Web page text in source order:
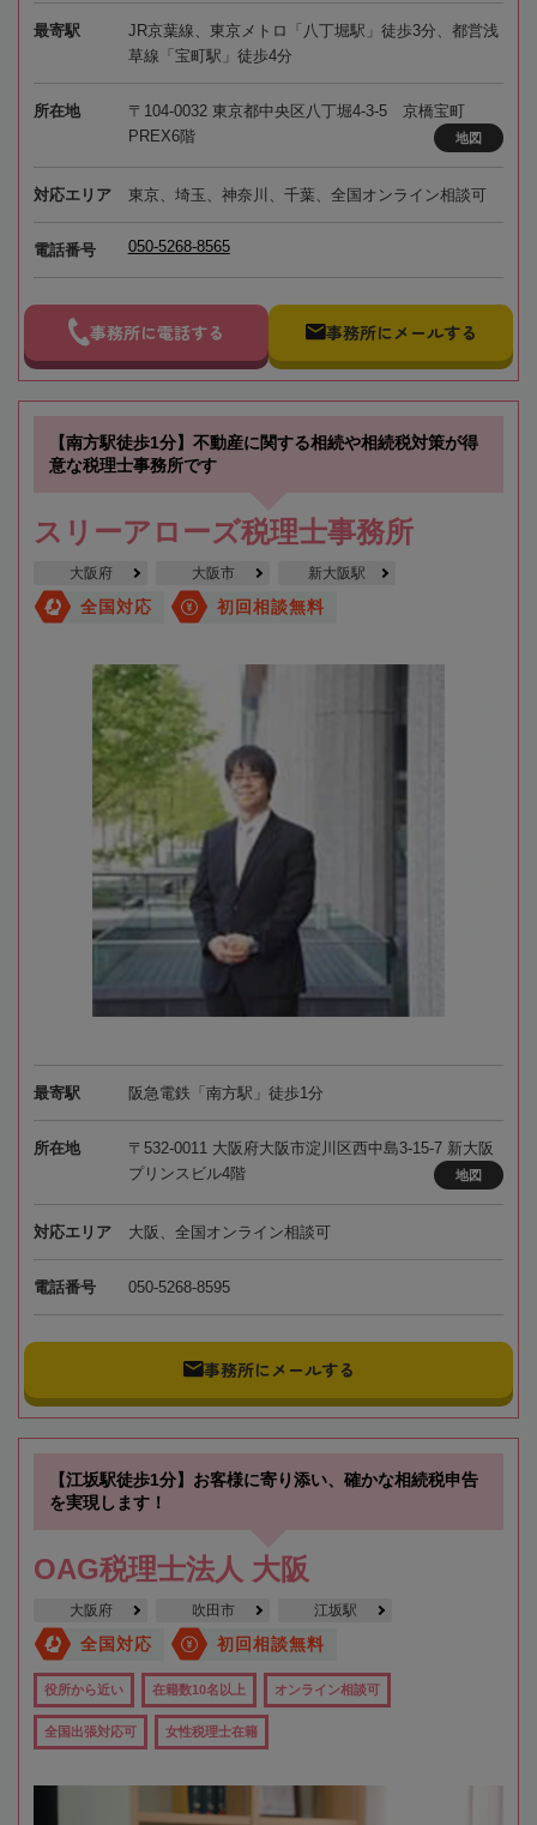
最寄駅
JR京葉線、東京メトロ「八丁堀駅」徒歩3分、都営浅
草線「宝町駅」徒歩4分
所在地
〒104-0032 東京都中央区八丁堀4-3-5 京橋宝町
PREX6階
地図
対応エリア 東京、埼玉、神奈川、千葉、全国オンライン相談可
電話番号 050-5268-8565
事務所に電話する 事務所にメールする
【南方駅徒歩1分】不動産に関する相続や相続税対策が得
意な税理士事務所です
スリーアローズ税理士事務所
大阪府 大阪市 新大阪駅
全国対応 初回相談無料
最寄駅 阪急電鉄「南方駅」徒歩1分
所在地
〒532-0011 大阪府大阪市淀川区西中島3-15-7 新大阪
プリンスビル4階
地図
対応エリア 大阪、全国オンライン相談可
電話番号 050-5268-8595
事務所にメールする
【江坂駅徒歩1分】お客様に寄り添い、確かな相続税申告
を実現します！
OAG税理士法人 大阪
大阪府 吹田市 江坂駅
全国対応 初回相談無料
役所から近い 在籍数10名以上 オンライン相談可
全国出張対応可 女性税理士在籍